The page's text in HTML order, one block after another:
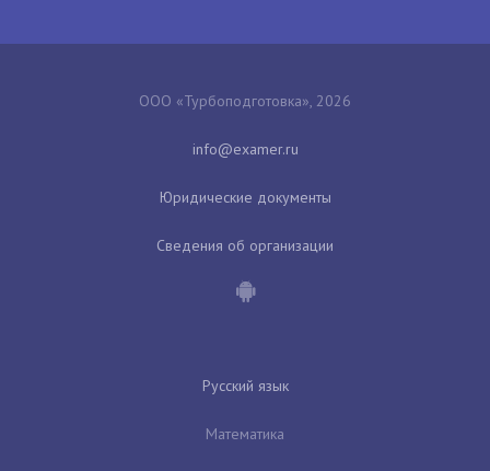
ООО «Турбоподготовка», 2026
Юридические документы
Сведения об организации
Русский язык
Математика